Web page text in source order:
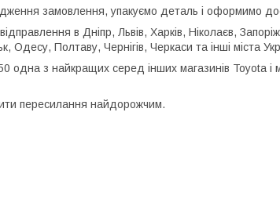
замовлення, упакуємо деталь і оформимо
в Дніпр, Львів, Харків, Ніколаєв,
Одесу, Полтаву, Чернігів, Черкаси та інші міста
одна з найкращих серед інших магазинів Toyota і
пересилання найдорожчим.